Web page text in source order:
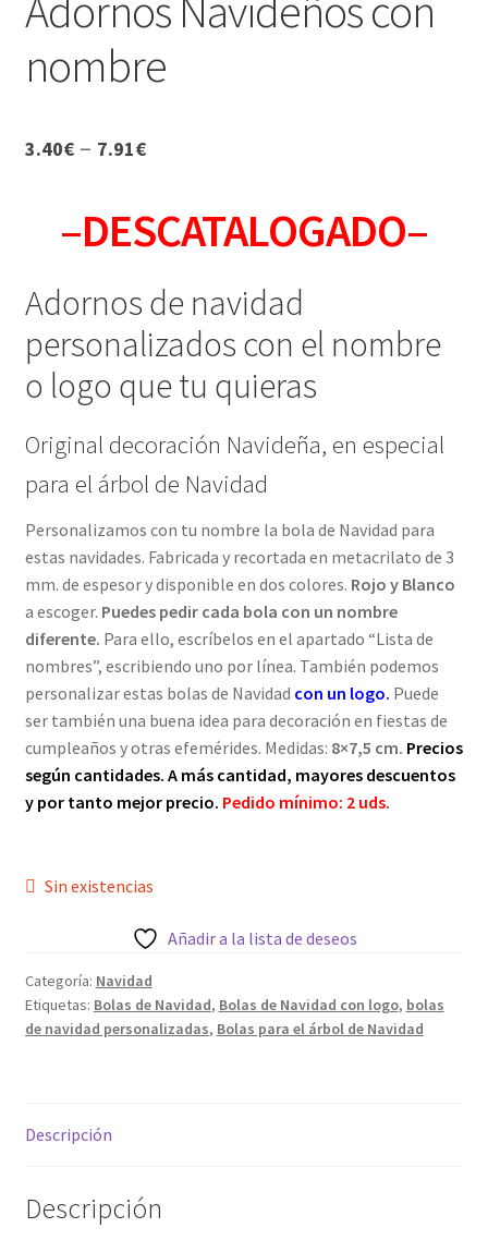
CONDICIONES GENERALES
Detalles de Facturación
ENVIO DE FOTOS Y PORTES
caretas personalizadas
Lista de deseos
Password Reset
Pedidos
PLAZOS DE ENTREGA
Política de Cookies
Preguntas Frecuentes sobre Caretas Personalizadas
con Foto
PRIVACIDAD
Wishlist
nombre
3.40€– 7.91€
–DESCATALOGADO–
Adornos de navidad
personalizados con el nombre
o logo que tu quieras
Original decoración Navideña, en especial
para el árbol de Navidad
Personalizamos con tu nombre la bola de Navidad para
estas navidades. Fabricada y recortada en metacrilato de 3
mm. de espesor y disponible en dos colores. Rojo y Blanco
a escoger. Puedes pedir cada bola con un nombre
diferente. Para ello, escríbelos en el apartado “Lista de
nombres”, escribiendo uno por línea. También podemos
personalizar estas bolas de Navidad con un logo. Puede
ser también una buena idea para decoración en fiestas de
cumpleaños y otras efemérides. Medidas: 8×7,5 cm. Precios
según cantidades. A más cantidad, mayores descuentos
y por tanto mejor precio. Pedido mínimo: 2 uds.
Sin existencias
Añadir a la lista de deseos
Categoría: Navidad
Etiquetas: Bolas de Navidad, Bolas de Navidad con logo, bolas
de navidad personalizadas, Bolas para el árbol de Navidad
Descripción
Descripción